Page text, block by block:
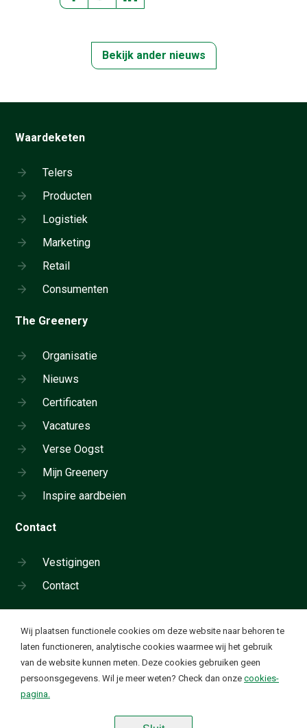
Bekijk ander nieuws
Waardeketen
Telers
Producten
Logistiek
Marketing
Retail
Consumenten
The Greenery
Organisatie
Nieuws
Certificaten
Vacatures
Verse Oogst
Mijn Greenery
Inspire aardbeien
Contact
Vestigingen
Contact
Neem telefonisch contact op:
+31 180 655 911
Wij plaatsen functionele cookies om deze website naar behoren te
laten functioneren, analytische cookies waarmee wij het gebruik
van de website kunnen meten. Deze cookies gebruiken geen
persoonsgegevens. Wil je meer weten? Check dan onze cookies-
pagina.
Cookie instellingen
✔
Ik wil functionele en analytische cookies. Deze cookies
worden geplaatst om onze website goed te laten
functioneren en om bezoekstatistieken te verzamelen op
basis van geanonimiseerde ip-adressen.